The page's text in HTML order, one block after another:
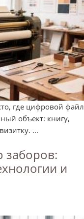
где цифровой файл
объект: книгу,
...
заборов:
и